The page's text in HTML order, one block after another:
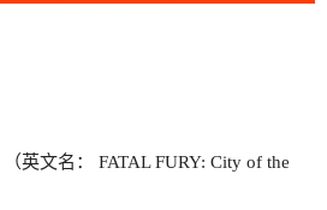
英文名： FATAL FURY: City of the